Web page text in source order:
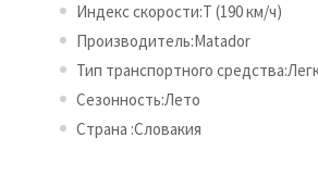
Индекс скорости:T (190 км/ч)
Производитель:Matador
Тип транспортного
Сезонность:Лето
Страна :Словакия